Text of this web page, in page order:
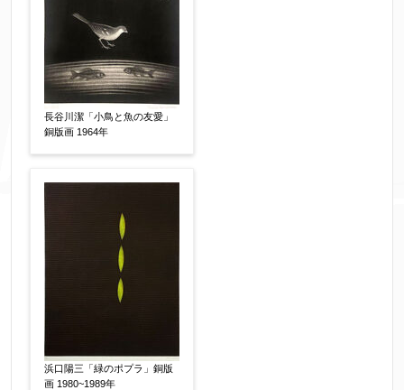
同意する
↑ 同意頂けましたらチェックを入れてくださ
い。
※データはSSL(Secure Sockets Layer)通信によ
り暗号化して送信されます。
長谷川潔「小鳥と魚の友愛」
銅版画 1964年
浜口陽三「緑のポプラ」銅版
画 1980~1989年